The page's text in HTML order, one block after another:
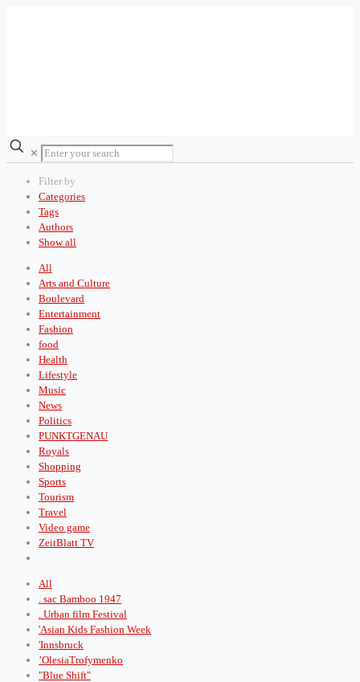
✕
Filter by
Categories
Tags
Authors
Show all
All
Arts and Culture
Boulevard
Entertainment
Fashion
food
Health
Lifestyle
Music
News
Politics
PUNKTGENAU
Royals
Shopping
Sports
Tourism
Travel
Video game
ZeitBlatt TV
All
. sac Bamboo 1947
. Urban film Festival
'Asian Kids Fashion Week
'Innsbruck
’OlesiaTrofymenko
"Blue Shift"